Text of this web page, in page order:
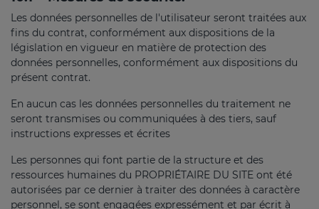
Les données personnelles de l'utilisateur seront traitées aux
fins du contrat, conformément aux dispositions de la
législation en vigueur en matière de protection des
données personnelles, conformément aux dispositions du
présent contrat.
En aucun cas les données personnelles du traitement ne
seront transmises ou communiquées à des tiers, sauf
instructions expresses et écrites
Les personnes qui font partie de la structure et des
ressources humaines du PROPRIÉTAIRE DU SITE ont été
autorisées par ce dernier à traiter des données à caractère
personnel, se sont engagées expressément et par écrit à